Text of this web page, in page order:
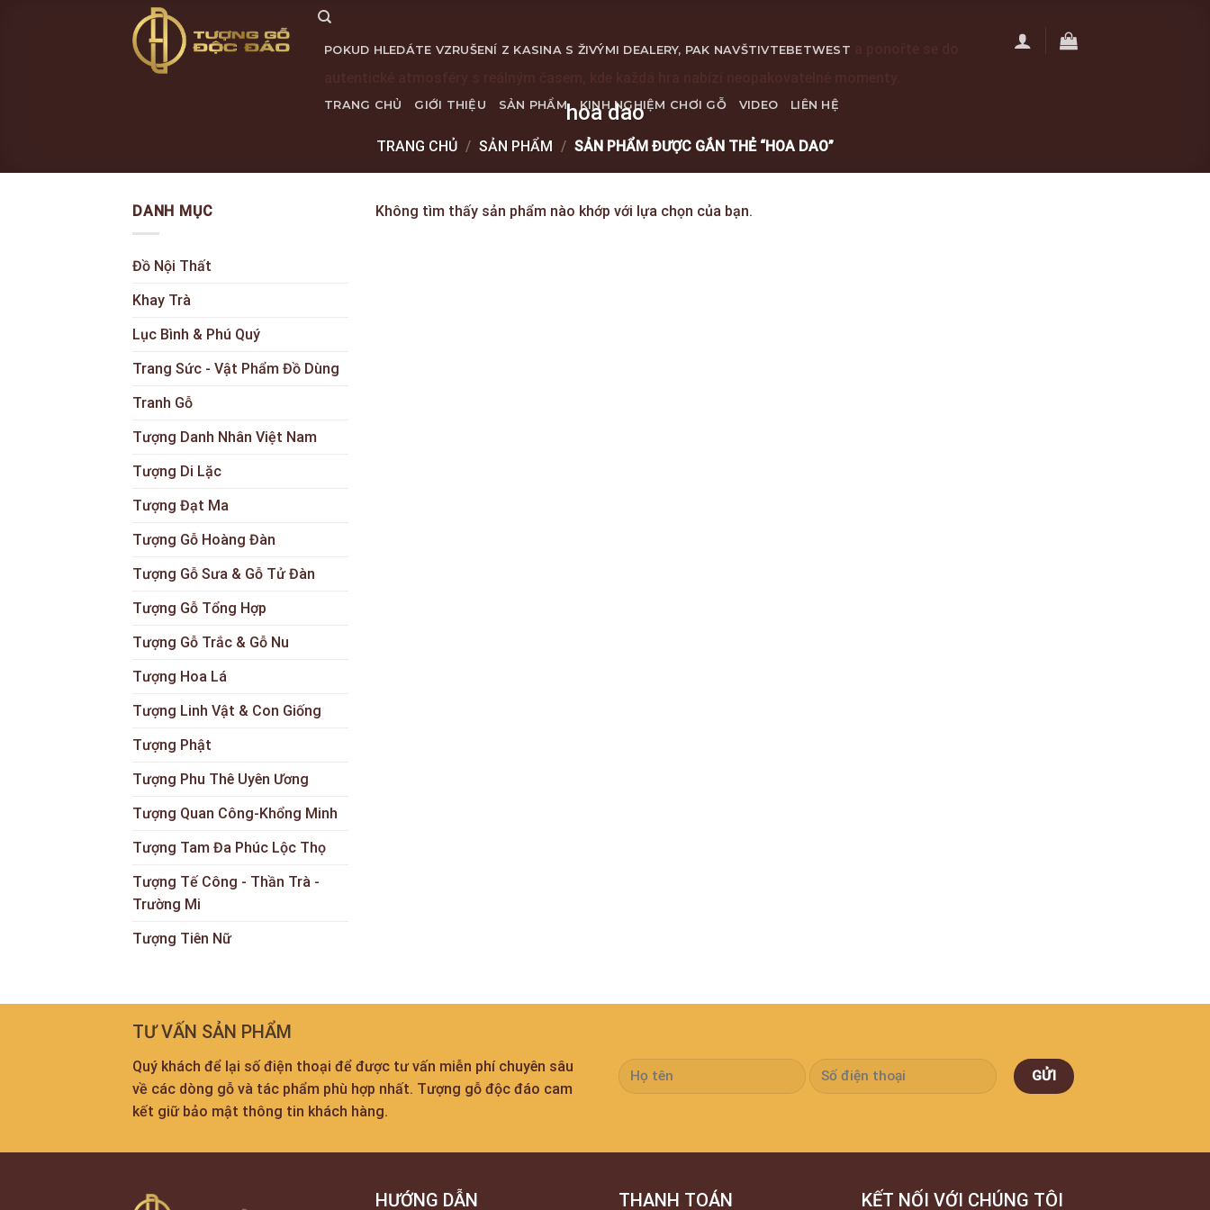
POKUD HLEDÁTE VZRUŠENÍ Z KASINA S ŽIVÝMI DEALERY, PAK NAVŠTIVTEBETWEST
TRANG CHỦ GIỚI THIỆU SẢN PHẨM KINH NGHIỆM CHƠI GỖ VIDEO LIÊN HỆ
hoa dao
TRANG CHỦ / SẢN PHẨM / SẢN PHẨM ĐƯỢC GẮN THẺ “HOA DAO”
DANH MỤC
Đồ Nội Thất
Khay Trà
Lục Bình & Phú Quý
Trang Sức - Vật Phẩm Đồ Dùng
Tranh Gỗ
Tượng Danh Nhân Việt Nam
Tượng Di Lặc
Tượng Đạt Ma
Tượng Gỗ Hoàng Đàn
Tượng Gỗ Sưa & Gỗ Tử Đàn
Tượng Gỗ Tổng Hợp
Tượng Gỗ Trắc & Gỗ Nu
Tượng Hoa Lá
Tượng Linh Vật & Con Giống
Tượng Phật
Tượng Phu Thê Uyên Ương
Tượng Quan Công-Khổng Minh
Tượng Tam Đa Phúc Lộc Thọ
Tượng Tế Công - Thần Trà -
Trường Mi
Tượng Tiên Nữ
Không tìm thấy sản phẩm nào khớp với lựa chọn của bạn.
TƯ VẤN SẢN PHẨM
Quý khách để lại số điện thoại để được tư vấn miễn phí chuyên sâu
về các dòng gỗ và tác phẩm phù hợp nhất. Tượng gỗ độc đáo cam
kết giữ bảo mật thông tin khách hàng.
HƯỚNG DẪN THANH TOÁN KẾT NỐI VỚI CHÚNG TÔI